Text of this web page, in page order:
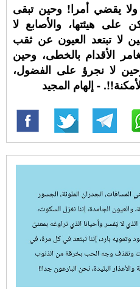
يقضي أمرا! وحين تبقى
على هيئتها، والأصابع لا
لا تبتعد العيون عن ثقب
الأقدام بالخطى، وحين
لا نجرؤ على الفضول،
- إلهام المجيد